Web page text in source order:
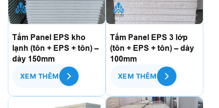
Tấm Panel EPS kho
lạnh (tôn + EPS + tôn) –
dày 150mm
XEM THÊM
Tấm Panel EPS 3 lớp
(tôn + EPS + tôn) – dày
100mm
XEM THÊM